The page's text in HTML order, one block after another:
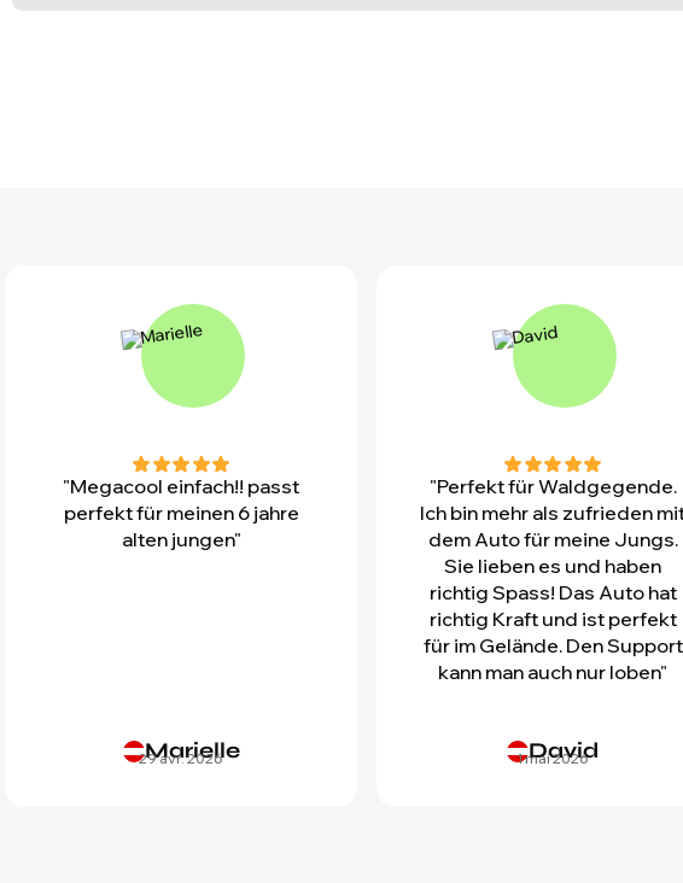
"Megacool einfach!! passt
perfekt für meinen 6 jahre
alten jungen"
Marielle
29 avr. 2026
"Perfekt für Waldgegende.
Ich bin mehr als zufrieden
dem Auto für meine Jungs.
Sie lieben es und haben
richtig Spass! Das Auto hat
richtig Kraft und ist perfekt
für im Gelände. Den Support
kann man auch nur loben"
David
1 mai 2026